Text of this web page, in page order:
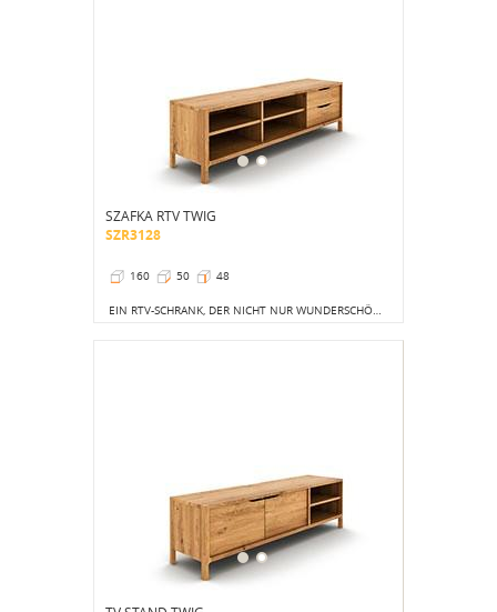
SZAFKA RTV TWIG
SZR3128
160 50 48
EIN RTV-SCHRANK, DER NICHT NUR WUNDERSCHÖN IST, SONDERN AUCH IN BEZUG AUF DIE GESTALTUNG EINZIGARTIG IST.